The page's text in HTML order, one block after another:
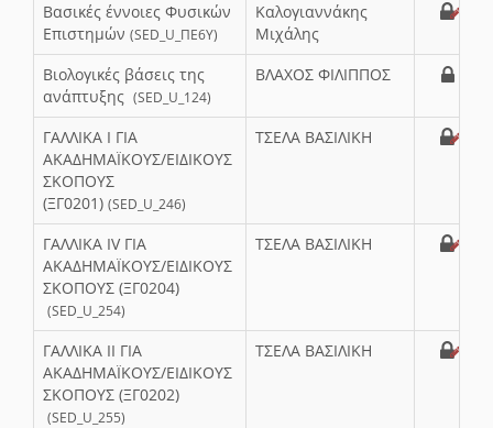
Βασικές έννοιες Φυσικών
Επιστημών (SED_U_ΠΕ6Υ)
Καλογιαννάκης
Μιχάλης
Βιολογικές βάσεις της
ανάπτυξης (SED_U_124)
ΒΛΑΧΟΣ ΦΙΛΙΠΠΟΣ
ΓΑΛΛΙΚΑ Ι ΓΙΑ
ΑΚΑΔΗΜΑΪΚΟΥΣ/ΕΙΔΙΚΟΥΣ
ΣΚΟΠΟΥΣ
(ΞΓ0201) (SED_U_246)
ΤΣΕΛΑ ΒΑΣΙΛΙΚΗ
ΓΑΛΛΙΚΑ ΙV ΓΙΑ
ΑΚΑΔΗΜΑΪΚΟΥΣ/ΕΙΔΙΚΟΥΣ
ΣΚΟΠΟΥΣ (ΞΓ0204)
(SED_U_254)
ΤΣΕΛΑ ΒΑΣΙΛΙΚΗ
ΓΑΛΛΙΚΑ ΙΙ ΓΙΑ
ΑΚΑΔΗΜΑΪΚΟΥΣ/ΕΙΔΙΚΟΥΣ
ΣΚΟΠΟΥΣ (ΞΓ0202)
(SED_U_255)
ΤΣΕΛΑ ΒΑΣΙΛΙΚΗ